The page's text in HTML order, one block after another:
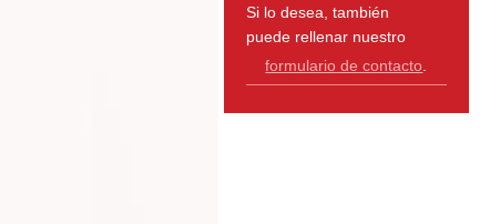
Si lo desea, también
puede rellenar nuestro
formulario de contacto